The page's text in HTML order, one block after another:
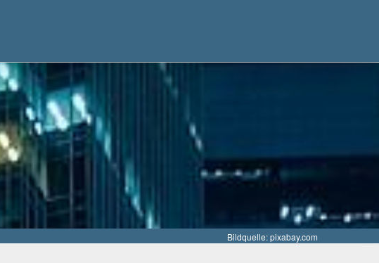
Bildquelle: pixabay.com